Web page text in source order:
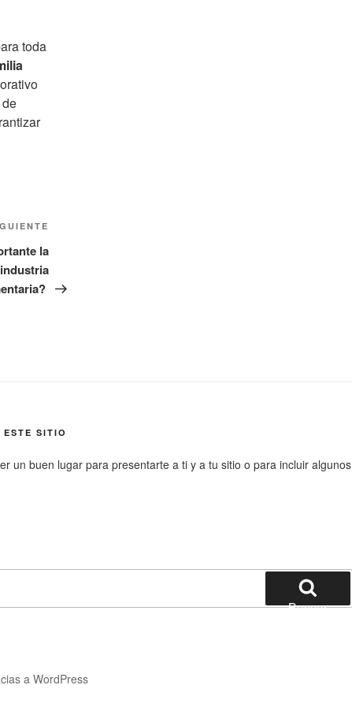
toda
entrada
la
SITIO
un buen lugar para presentarte a ti y a tu sitio o para incluir algunos
Buscar
a WordPress